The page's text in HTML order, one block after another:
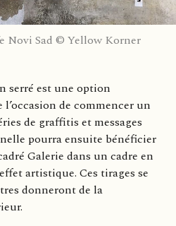
Novi Sad © Yellow Korner
serré est une option
de commencer un
de graffitis et messages
pourra ensuite bénéficier
Galerie dans un cadre en
artistique. Ces tirages se
donneront de la